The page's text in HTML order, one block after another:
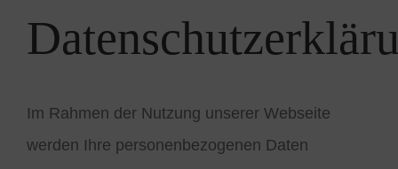
Im Rahmen der Nutzung unserer Webseite
werden Ihre personenbezogenen Daten